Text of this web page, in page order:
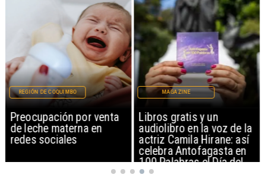
Preocupación por venta
de leche materna en
redes sociales
REGIÓN DE COQUIMBO
Libros gratis y un
audiolibro en la voz de la
actriz Camila Hirane: así
celebra Antofagasta en
100 Palabras el Día del
Patrimonio
MAGAZINE